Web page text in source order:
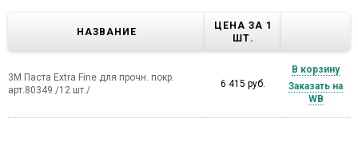
НАЗВАНИЕ
ЦЕНА ЗА 1
ШТ.
3M Паста Extra Fine для прочн. покр.
арт.80349 /12 шт./
6 415 руб.
В корзину
Заказать на
WB